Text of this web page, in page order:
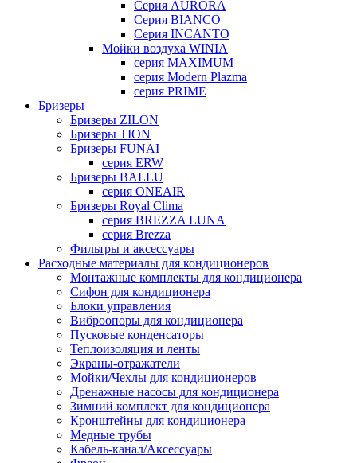
Серия AURORA
Серия BIANCO
Серия INCANTO
Мойки воздуха WINIA
серия MAXIMUM
серия Modern Plazma
серия PRIME
Бризеры
Бризеры ZILON
Бризеры TION
Бризеры FUNAI
серия ERW
Бризеры BALLU
серия ONEAIR
Бризеры Royal Clima
серия BREZZA LUNA
серия Brezza
Фильтры и аксессуары
Расходные материалы для кондиционеров
Монтажные комплекты для кондиционера
Сифон для кондиционера
Блоки управления
Виброопоры для кондиционера
Пусковые конденсаторы
Теплоизоляция и ленты
Экраны-отражатели
Мойки/Чехлы для кондиционеров
Дренажные насосы для кондиционера
Зимний комплект для кондиционера
Кронштейны для кондиционера
Медные трубы
Кабель-канал/Аксессуары